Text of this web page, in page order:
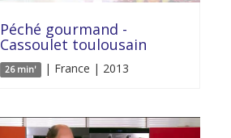
Péché gourmand -
Cassoulet toulousain
26 min' | France | 2013